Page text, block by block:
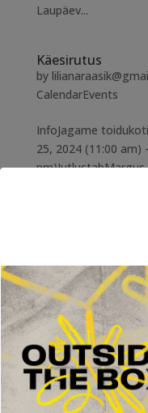
Laupäev...
Käesirutus
by
CalendarEvents
InfoJagame
25, 2024 (11:00 am)
pm)JutlustabMargus
Millal ja kusAugust
2024 (1:00
Noortekas
by
CalendarEvents